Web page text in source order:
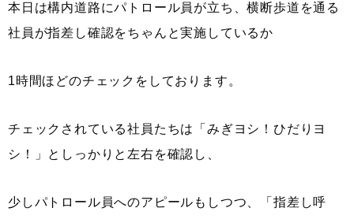
本日は構内道路にパトロール員が立ち、横断歩道を通る
社員が指差し確認をちゃんと実施しているか
1時間ほどのチェックをしております。
チェックされている社員たちは「みぎヨシ！ひだりヨ
シ！」としっかりと左右を確認し、
少しパトロール員へのアピールもしつつ、「指差し呼